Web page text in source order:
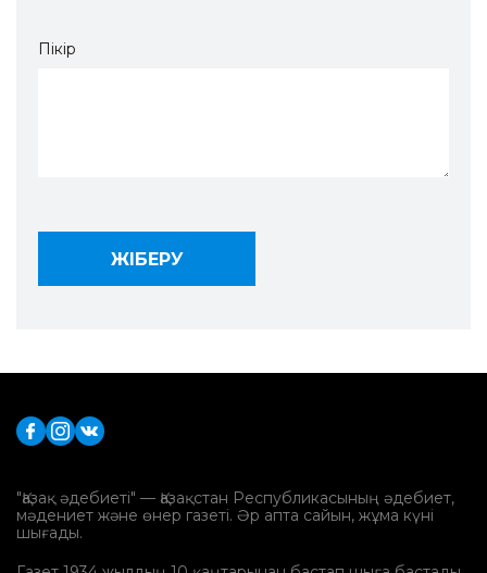
Пікір
"Қазақ әдебиеті" — Қазақстан Республикасының әдебиет,
мәдениет және өнер газеті. Әр апта сайын, жұма күні
шығады.